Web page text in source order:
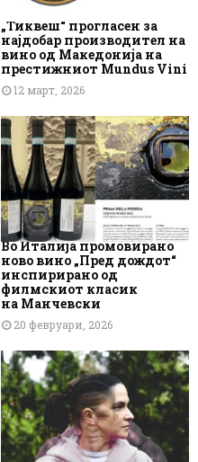
„Тиквеш“ прогласен за
најдобар производител на
вино од Македонија на
престижниот Mundus Vini
12 март, 2026
Во Италија промовирано
ново вино „Пред дождот“
инспирирано од
филмскиот класик
на Манчевски
20 февруари, 2026